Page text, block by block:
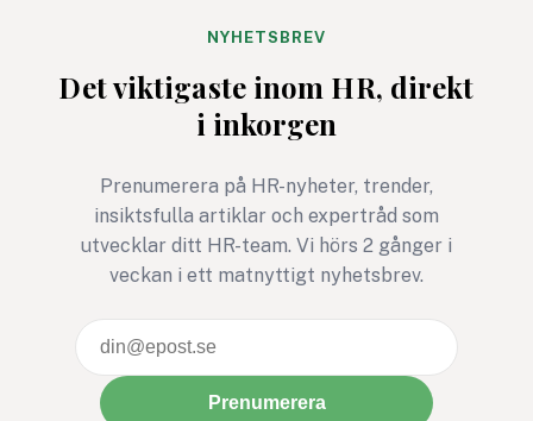
NYHETSBREV
Det viktigaste inom HR, direkt
i inkorgen
Prenumerera på HR-nyheter, trender,
insiktsfulla artiklar och expertråd som
utvecklar ditt HR-team. Vi hörs 2 gånger i
veckan i ett matnyttigt nyhetsbrev.
Prenumerera